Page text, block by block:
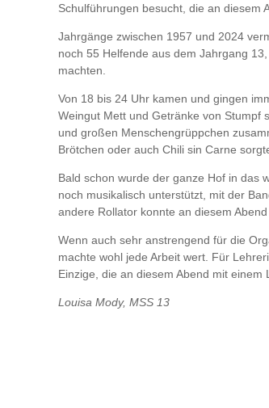
Schulführungen besucht, die an diesem
Jahrgänge zwischen 1957 und 2024
noch 55 Helfende aus dem Jahrgang
machten.
Von 18 bis 24 Uhr kamen und gingen
Weingut Mett und Getränke von Stumpf
und großen Menschengrüppchen
Brötchen oder auch Chili sin
Bald schon wurde der ganze Hof in das
noch musikalisch unterstützt, mit der
andere Rollator konnte an diesem
Wenn auch sehr anstrengend für die
machte wohl jede Arbeit wert. Für
Einzige, die an diesem Abend mit einem
Louisa Mody, MSS 13